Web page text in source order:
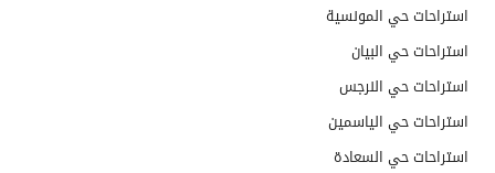
تفاصيل اضافية
عمر العقار
عرض الشارع
استراحات حي المونسية
استراحات حي البيان
استراحات حي النرجس
استراحات حي الياسمين
استراحات حي السعادة